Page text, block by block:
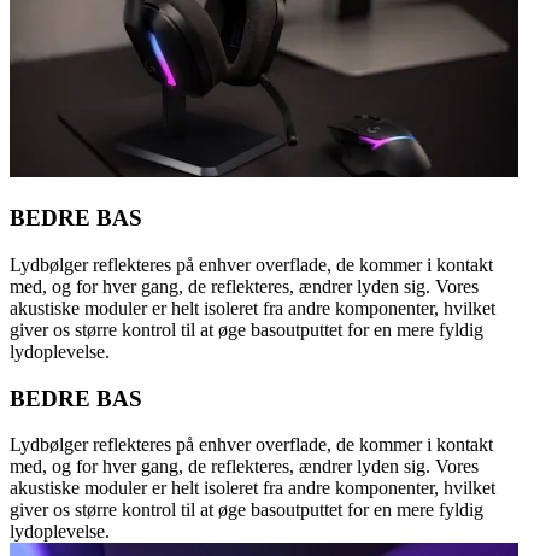
BEDRE BAS
Lydbølger reflekteres på enhver overflade, de kommer i kontakt
med, og for hver gang, de reflekteres, ændrer lyden sig. Vores
akustiske moduler er helt isoleret fra andre komponenter, hvilket
giver os større kontrol til at øge basoutputtet for en mere fyldig
lydoplevelse.
BEDRE BAS
Lydbølger reflekteres på enhver overflade, de kommer i kontakt
med, og for hver gang, de reflekteres, ændrer lyden sig. Vores
akustiske moduler er helt isoleret fra andre komponenter, hvilket
giver os større kontrol til at øge basoutputtet for en mere fyldig
lydoplevelse.